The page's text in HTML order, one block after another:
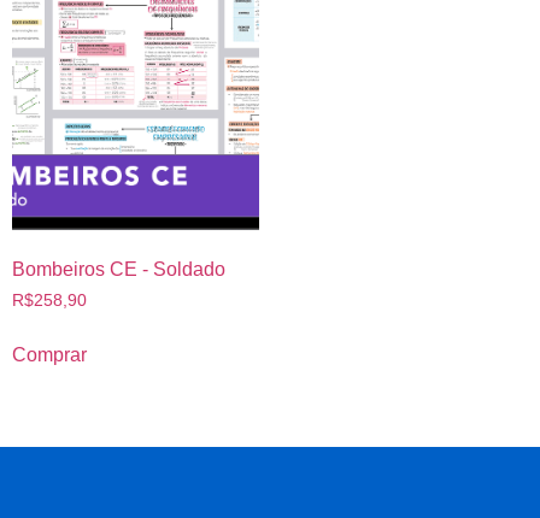
Bombeiros CE - Soldado
R$258,90
Comprar